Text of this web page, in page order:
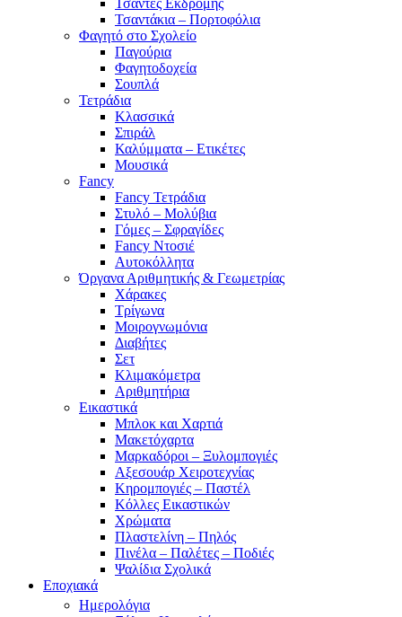
Τσαντάκια – Πορτοφόλια
Φαγητό στο Σχολείο
Παγούρια
Φαγητοδοχεία
Σουπλά
Τετράδια
Κλασσικά
Σπιράλ
Καλύμματα – Ετικέτες
Μουσικά
Fancy
Fancy Τετράδια
Στυλό – Μολύβια
Γόμες – Σφραγίδες
Fancy Ντοσιέ
Αυτοκόλλητα
Όργανα Αριθμητικής & Γεωμετρίας
Χάρακες
Τρίγωνα
Mοιρογνωμόνια
Διαβήτες
Σετ
Κλιμακόμετρα
Αριθμητήρια
Εικαστικά
Μπλοκ και Χαρτιά
Μακετόχαρτα
Μαρκαδόροι – Ξυλομπογιές
Αξεσουάρ Χειροτεχνίας
Κηρομπογιές – Παστέλ
Κόλλες Εικαστικών
Χρώματα
Πλαστελίνη – Πηλός
Πινέλα – Παλέτες – Ποδιές
Ψαλίδια Σχολικά
Εποχιακά
Ημερολόγια